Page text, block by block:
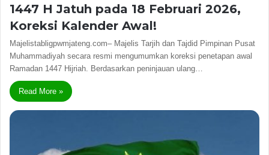
1447 H Jatuh pada 18 Februari 2026,
Koreksi Kalender Awal!
Majelistabligpwmjateng.com– Majelis Tarjih dan Tajdid Pimpinan Pusat
Muhammadiyah secara resmi mengumumkan koreksi penetapan awal
Ramadan 1447 Hijriah. Berdasarkan peninjauan ulang…
Read More »